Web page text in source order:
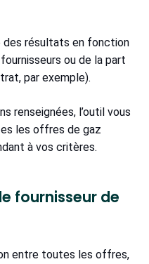
des résultats en fonction
ou de la part
par exemple).
renseignées, l’outil vous
les offres de gaz
à vos critères.
fournisseur de
entre toutes les offres,